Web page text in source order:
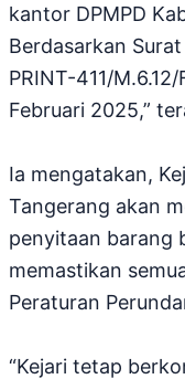
kantor DPMPD
Berdasarkan
PRINT-411/
Februari 2025,”
Ia mengatakan,
Tangerang akan
penyitaan barang
memastikan
Peraturan
“Kejari tetap